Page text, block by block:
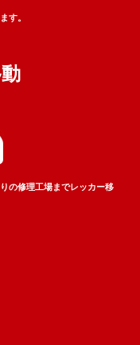
す。
の修理工場までレッカー移